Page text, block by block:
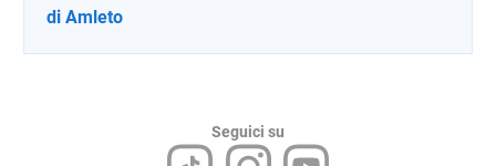
di Amleto
Seguici su